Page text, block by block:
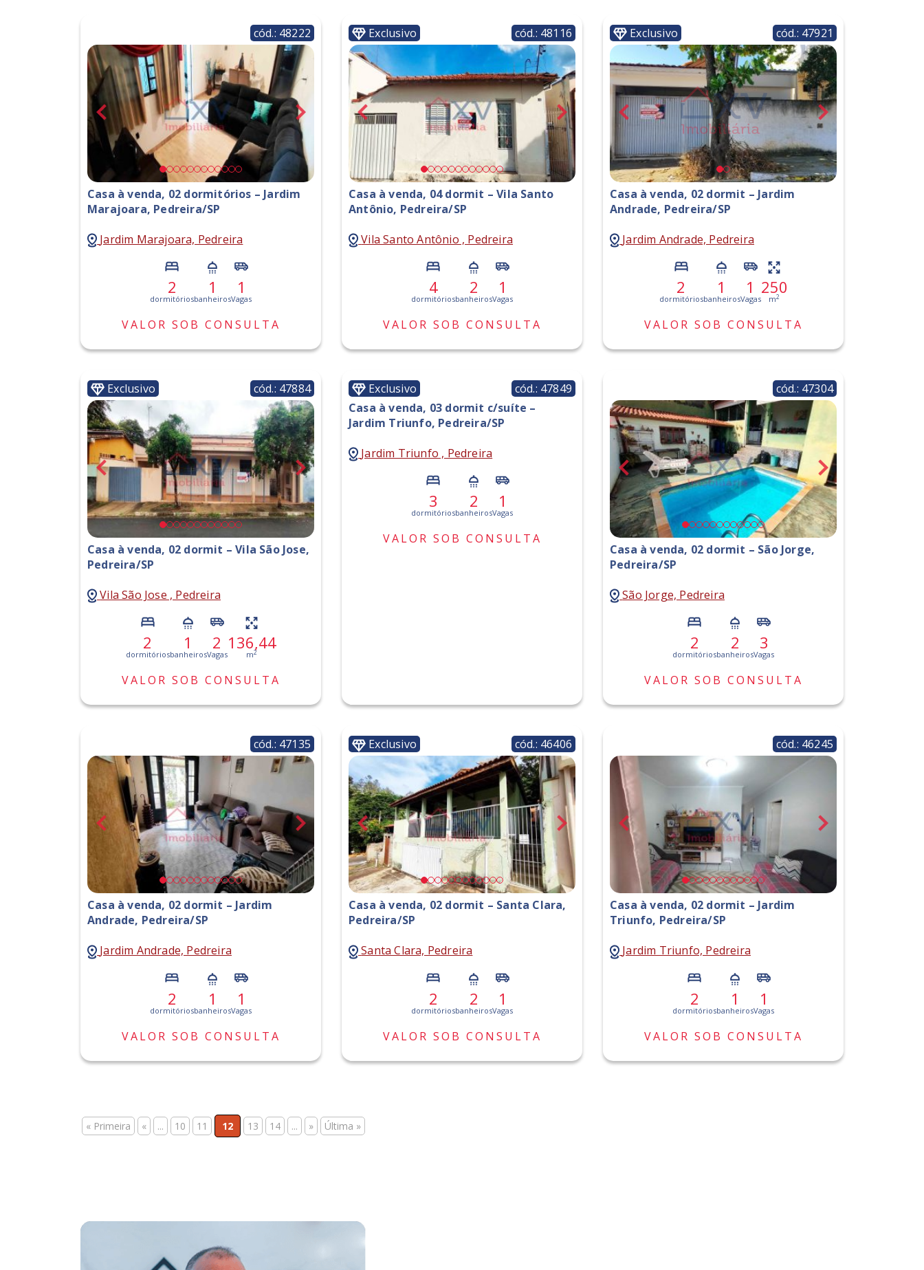
cód.: 48222
Casa à venda, 02 dormitórios – Jardim
Marajoara, Pedreira/SP
Jardim Marajoara, Pedreira
2
dormitórios
1
banheiros
1
Vagas
VALOR SOB CONSULTA
Exclusivo cód.: 48116
Casa à venda, 04 dormit – Vila Santo
Antônio, Pedreira/SP
Vila Santo Antônio , Pedreira
4
dormitórios
2
banheiros
1
Vagas
VALOR SOB CONSULTA
Exclusivo cód.: 47921
Casa à venda, 02 dormit – Jardim
Andrade, Pedreira/SP
Jardim Andrade, Pedreira
2
dormitórios
1
banheiros
1
Vagas
250
m2
VALOR SOB CONSULTA
Exclusivo cód.: 47884
Casa à venda, 02 dormit – Vila São Jose,
Pedreira/SP
Vila São Jose , Pedreira
2
dormitórios
1
banheiros
2
Vagas
136,44
m2
VALOR SOB CONSULTA
Exclusivo
cód.: 47849
Casa à venda, 03 dormit c/suíte –
Jardim Triunfo, Pedreira/SP
Jardim Triunfo , Pedreira
3
dormitórios
2
banheiros
1
Vagas
VALOR SOB CONSULTA
cód.: 47304
Casa à venda, 02 dormit – São Jorge,
Pedreira/SP
São Jorge, Pedreira
2
dormitórios
2
banheiros
3
Vagas
VALOR SOB CONSULTA
cód.: 47135
Casa à venda, 02 dormit – Jardim
Andrade, Pedreira/SP
Jardim Andrade, Pedreira
2
dormitórios
1
banheiros
1
Vagas
VALOR SOB CONSULTA
Exclusivo cód.: 46406
Casa à venda, 02 dormit – Santa Clara,
Pedreira/SP
Santa Clara, Pedreira
2
dormitórios
2
banheiros
1
Vagas
VALOR SOB CONSULTA
cód.: 46245
Casa à venda, 02 dormit – Jardim
Triunfo, Pedreira/SP
Jardim Triunfo, Pedreira
2
dormitórios
1
banheiros
1
Vagas
VALOR SOB CONSULTA
« Primeira « ... 10 11 12 13 14 ... » Última »